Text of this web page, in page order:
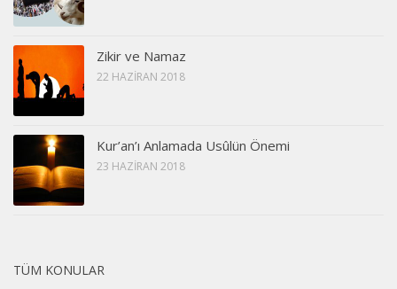
Zikir ve Namaz
22 HAZIRAN 2018
Kur’an’ı Anlamada Usûlün Önemi
23 HAZIRAN 2018
TÜM KONULAR